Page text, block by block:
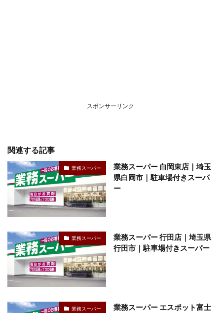
スポンサーリンク
関連する記事
業務スーパー
業務スーパー 白岡東店｜埼玉
県白岡市｜駐車場付きスーパ
ー
業務スーパー
業務スーパー 行田店｜埼玉県
行田市｜駐車場付きスーパー
業務スーパー
業務スーパー エスポット富士